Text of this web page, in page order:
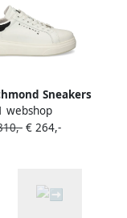
Sneakers
logo Wit
webshop
€ 264,-